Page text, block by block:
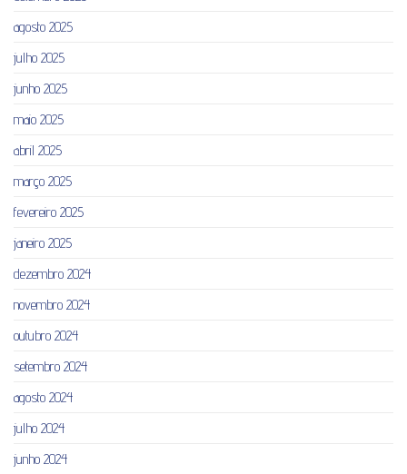
agosto 2025
julho 2025
junho 2025
maio 2025
abril 2025
março 2025
fevereiro 2025
janeiro 2025
dezembro 2024
novembro 2024
outubro 2024
setembro 2024
agosto 2024
julho 2024
junho 2024